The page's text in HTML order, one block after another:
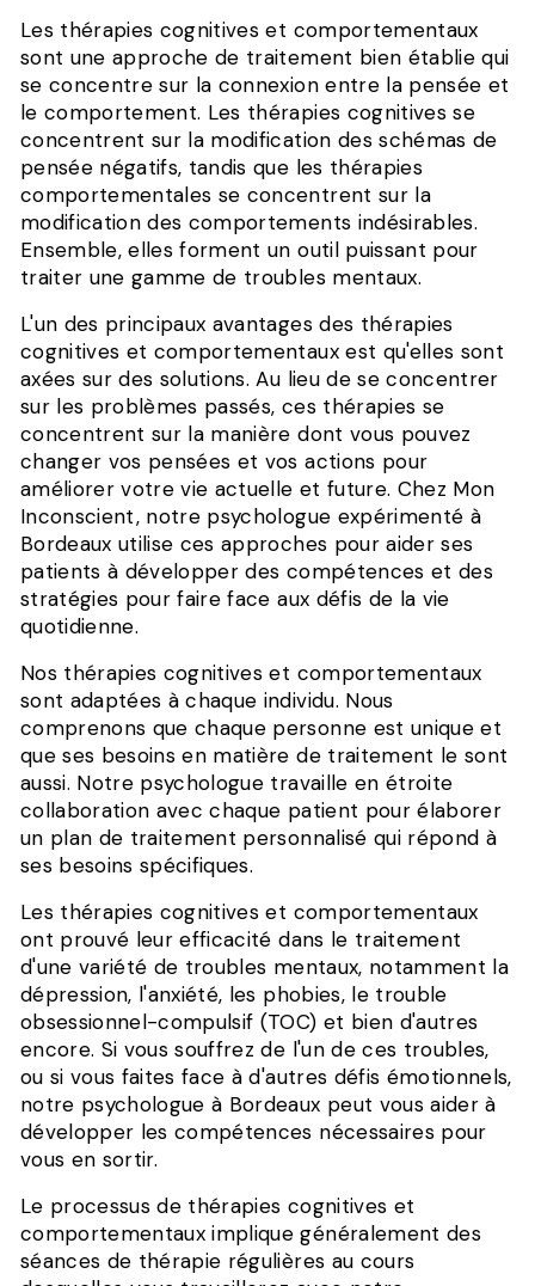
Les thérapies cognitives et comportementaux
sont une approche de traitement bien établie qui
se concentre sur la connexion entre la pensée et
le comportement. Les thérapies cognitives se
concentrent sur la modification des schémas de
pensée négatifs, tandis que les thérapies
comportementales se concentrent sur la
modification des comportements indésirables.
Ensemble, elles forment un outil puissant pour
traiter une gamme de troubles mentaux.
L'un des principaux avantages des thérapies
cognitives et comportementaux est qu'elles sont
axées sur des solutions. Au lieu de se concentrer
sur les problèmes passés, ces thérapies se
concentrent sur la manière dont vous pouvez
changer vos pensées et vos actions pour
améliorer votre vie actuelle et future. Chez Mon
Inconscient, notre psychologue expérimenté à
Bordeaux utilise ces approches pour aider ses
patients à développer des compétences et des
stratégies pour faire face aux défis de la vie
quotidienne.
Nos thérapies cognitives et comportementaux
sont adaptées à chaque individu. Nous
comprenons que chaque personne est unique et
que ses besoins en matière de traitement le sont
aussi. Notre psychologue travaille en étroite
collaboration avec chaque patient pour élaborer
un plan de traitement personnalisé qui répond à
ses besoins spécifiques.
Les thérapies cognitives et comportementaux
ont prouvé leur efficacité dans le traitement
d'une variété de troubles mentaux, notamment la
dépression, l'anxiété, les phobies, le trouble
obsessionnel-compulsif (TOC) et bien d'autres
encore. Si vous souffrez de l'un de ces troubles,
ou si vous faites face à d'autres défis émotionnels,
notre psychologue à Bordeaux peut vous aider à
développer les compétences nécessaires pour
vous en sortir.
Le processus de thérapies cognitives et
comportementaux implique généralement des
séances de thérapie régulières au cours